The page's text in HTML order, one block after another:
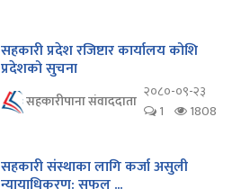
सहकारी प्रदेश रजिष्टार कार्यालय कोशि
प्रदेशको सुचना
सहकारीपाना संवाददाता २०८०-०९-२३
1
1808
सहकारी संस्थाका लागि कर्जा असुली